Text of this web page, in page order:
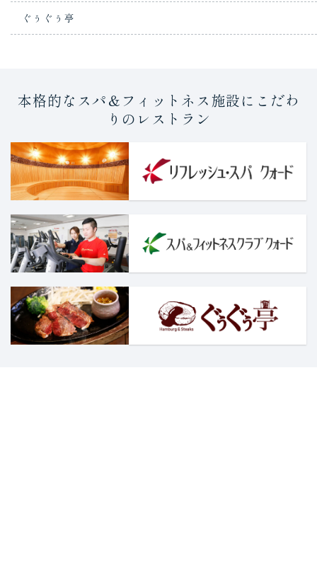
ぐぅぐぅ亭
本格的なスパ＆フィットネス施設にこだわ
りのレストラン